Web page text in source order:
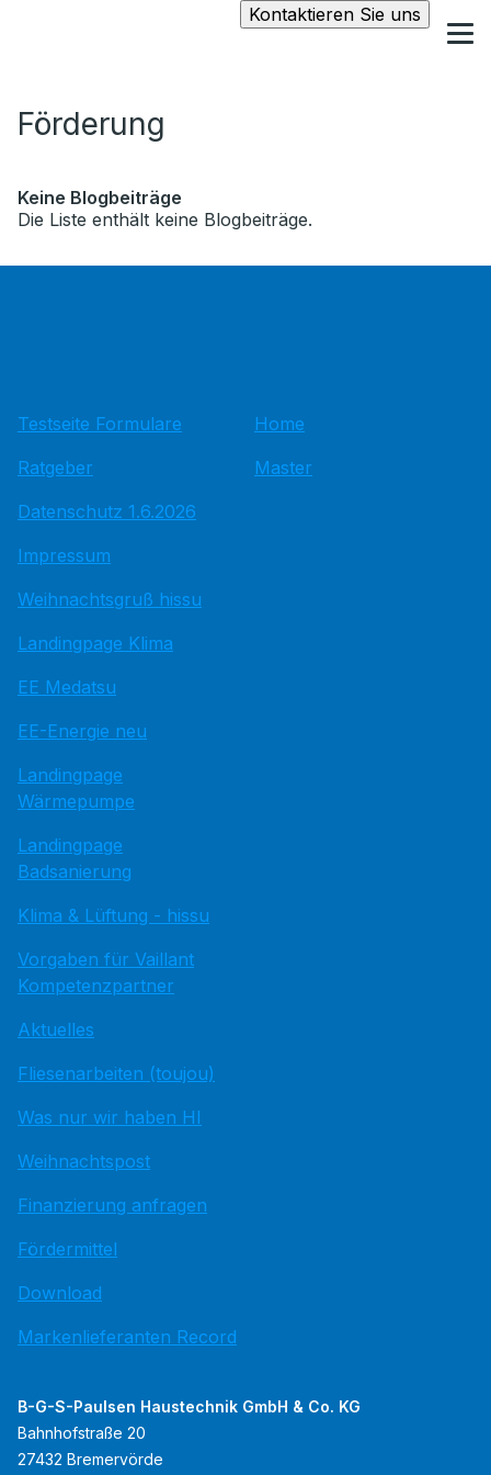
Kontaktieren Sie uns
Förderung
Keine Blogbeiträge
Die Liste enthält keine Blogbeiträge.
Testseite Formulare
Ratgeber
Datenschutz 1.6.2026
Impressum
Weihnachtsgruß hissu
Landingpage Klima
EE Medatsu
EE-Energie neu
Landingpage
Wärmepumpe
Landingpage
Badsanierung
Klima & Lüftung - hissu
Vorgaben für Vaillant
Kompetenzpartner
Aktuelles
Fliesenarbeiten (toujou)
Was nur wir haben HI
Weihnachtspost
Finanzierung anfragen
Fördermittel
Download
Markenlieferanten Record
Home
Master
B-G-S-Paulsen Haustechnik GmbH & Co. KG
Bahnhofstraße 20
27432 Bremervörde